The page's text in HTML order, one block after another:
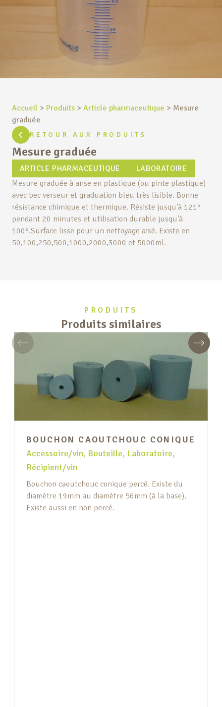
Accueil > Produits > Article pharmaceutique > Mesure
graduée
RETOUR AUX PRODUITS
Mesure graduée
ARTICLE PHARMACEUTIQUE
LABORATOIRE
Mesure graduée à anse en plastique (ou pinte plastique)
avec bec verseur et graduation bleu très lisible. Bonne
résistance chimique et thermique. Résiste jusqu’à 121°
pendant 20 minutes et utilisation durable jusqu’à
100°.Surface lisse pour un nettoyage aisé. Existe en
50,100,250,500,1000,2000,3000 et 5000ml.
PRODUITS
Produits similaires
Précédent
BOUCHON CAOUTCHOUC CONIQUE
Accessoire/vin, Bouteille, Laboratoire,
Récipient/vin
Bouchon caoutchouc conique percé. Existe du
diamètre 19mm au diamètre 56mm (à la base).
Existe aussi en non percé.